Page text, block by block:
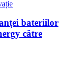
bateriilor
către